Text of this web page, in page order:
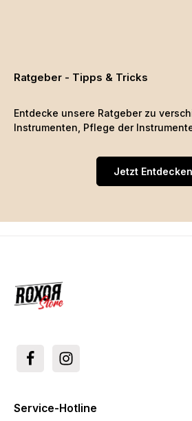
Ratgeber - Tipps & Tricks
Entdecke unsere Ratgeber zu
Instrumenten, Pflege der
Jetzt
Service-Hotline